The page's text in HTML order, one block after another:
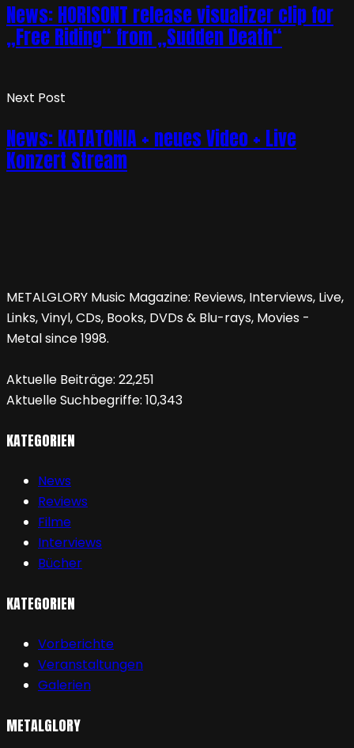
News: HORISONT release visualizer clip for
„Free Riding“ from „Sudden Death“
Next Post
News: KATATONIA + neues Video + Live
Konzert Stream
METALGLORY Music Magazine: Reviews, Interviews, Live,
Links, Vinyl, CDs, Books, DVDs & Blu-rays, Movies -
Metal since 1998.
Aktuelle Beiträge: 22,251
Aktuelle Suchbegriffe: 10,343
KATEGORIEN
News
Reviews
Filme
Interviews
Bücher
KATEGORIEN
Vorberichte
Veranstaltungen
Galerien
METALGLORY